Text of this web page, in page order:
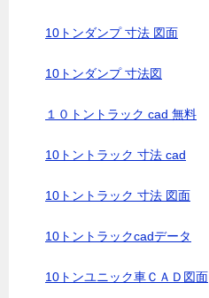
10トンダンプ 寸法 図面
10トンダンプ 寸法図
１０トントラック cad 無料
10トントラック 寸法 cad
10トントラック 寸法 図面
10トントラックcadデータ
10トンユニック車ＣＡＤ図面